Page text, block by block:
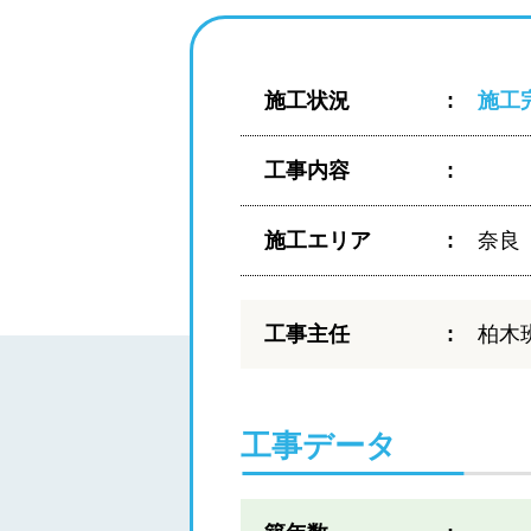
施工状況 施工
工事内容
施工エリア 奈良
工事主任 柏木
工事データ